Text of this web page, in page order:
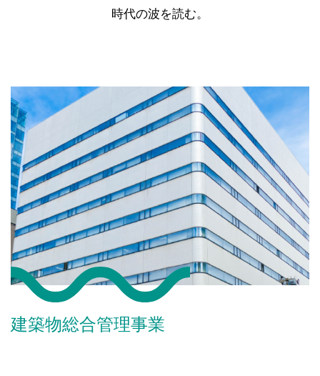
時代の波を読む。
Our Services
建築物総合管理事業